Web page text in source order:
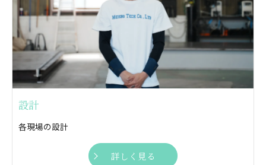
設計
各現場の設計
詳しく見る